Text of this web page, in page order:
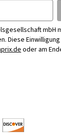
mbH
Diese
oder am